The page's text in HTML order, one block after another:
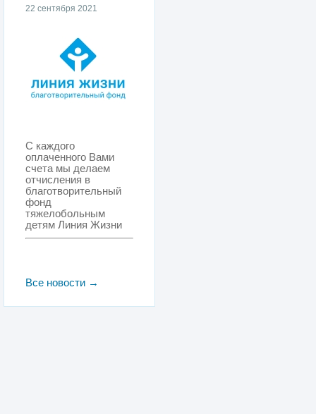
22 сентября 2021
С каждого
оплаченного Вами
счета мы делаем
отчисления в
благотворительный
фонд
тяжелобольным
детям Линия Жизни
Все новости →